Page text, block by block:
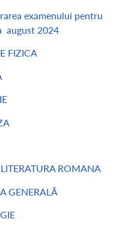
examenului pentru
august 2024
FIZICA
ROMANA
GENERALĂ